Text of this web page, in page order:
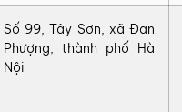
Số 99, Tây Sơn, xã Đan
Phượng, thành phố Hà
Nội